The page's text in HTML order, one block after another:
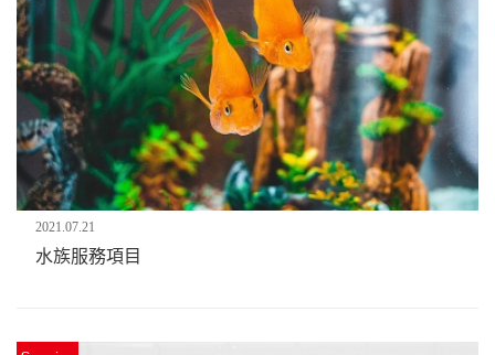
2021.07.21
水族服務項目